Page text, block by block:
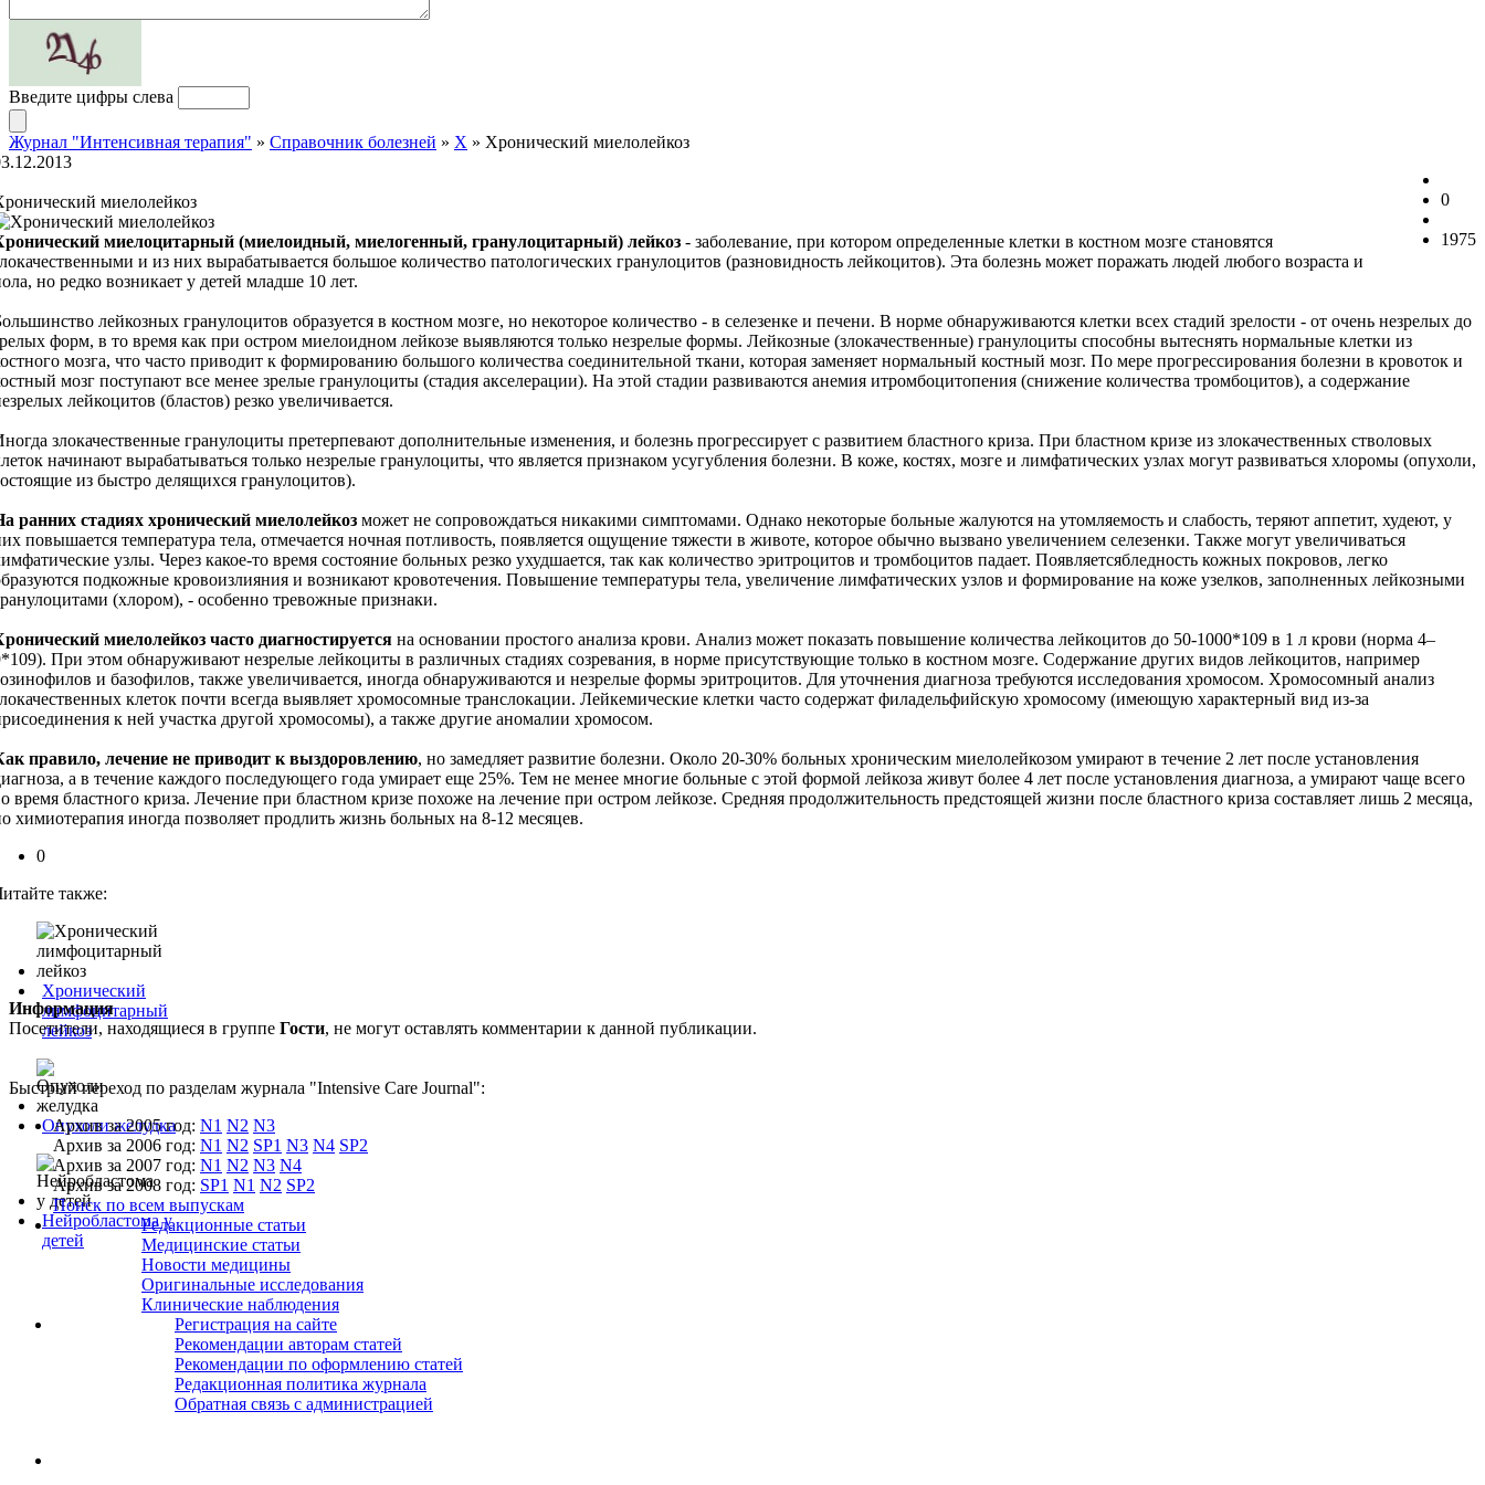
Введите цифры слева
Журнал "Интенсивная терапия" » Справочник болезней » Х » Хронический миелолейкоз
0
1975
миелолейкоз
миелоцитарный (миелоидный, миелогенный, гранулоцитарный) лейкоз - заболевание, при котором определенные клетки в костном мозге становятся
и из них вырабатывается большое количество патологических гранулоцитов (разновидность лейкоцитов). Эта болезнь может поражать людей любого возраста и
но редко возникает у детей младше 10 лет.
лейкозных гранулоцитов образуется в костном мозге, но некоторое количество - в селезенке и печени. В норме обнаруживаются клетки всех стадий зрелости - от очень незрелых до
форм, в то время как при остром миелоидном лейкозе выявляются только незрелые формы. Лейкозные (злокачественные) гранулоциты способны вытеснять нормальные клетки из
мозга, что часто приводит к формированию большого количества соединительной ткани, которая заменяет нормальный костный мозг. По мере прогрессирования болезни в кровоток и
мозг поступают все менее зрелые гранулоциты (стадия акселерации). На этой стадии развиваются анемия итромбоцитопения (снижение количества тромбоцитов), а содержание
лейкоцитов (бластов) резко увеличивается.
злокачественные гранулоциты претерпевают дополнительные изменения, и болезнь прогрессирует с развитием бластного криза. При бластном кризе из злокачественных стволовых
начинают вырабатываться только незрелые гранулоциты, что является признаком усугубления болезни. В коже, костях, мозге и лимфатических узлах могут развиваться хлоромы (опухоли,
из быстро делящихся гранулоцитов).
ранних стадиях хронический миелолейкоз может не cопровождаться никакими симптомами. Однако некоторые больные жалуются на утомляемость и слабость, теряют аппетит, худеют, у
повышается температура тела, отмечается ночная потливость, появляется ощущение тяжести в животе, которое обычно вызвано увеличением селезенки. Также могут увеличиваться
узлы. Через какое-то время состояние больных резко ухудшается, так как количество эритроцитов и тромбоцитов падает. Появляетсябледность кожных покровов, легко
подкожные кровоизлияния и возникают кровотечения. Повышение температуры тела, увеличение лимфатических узлов и формирование на коже узелков, заполненных лейкозными
(хлором), - особенно тревожные признаки.
миелолейкоз часто диагностируется на основании простого анализа крови. Анализ может показать повышение количества лейкоцитов до 50-1000*109 в 1 л крови (норма 4–
При этом обнаруживают незрелые лейкоциты в различных стадиях созревания, в норме присутствующие только в костном мозге. Содержание других видов лейкоцитов, например
и базофилов, также увеличивается, иногда обнаруживаются и незрелые формы эритроцитов. Для уточнения диагноза требуются исследования хромосом. Хромосомный анализ
клеток почти всегда выявляет хромосомные транслокации. Лейкемические клетки часто содержат филадельфийскую хромосому (имеющую характерный вид из-за
к ней участка другой хромосомы), а также другие аномалии хромосом.
правило, лечение не приводит к выздоровлению, но замедляет развитие болезни. Около 20-30% больных хроническим миелолейкозом умирают в течение 2 лет после установления
а в течение каждого последующего года умирает еще 25%. Тем не менее многие больные с этой формой лейкоза живут более 4 лет после установления диагноза, а умирают чаще всего
время бластного криза. Лечение при бластном кризе похоже на лечение при остром лейкозе. Средняя продолжительность предстоящей жизни после бластного криза составляет лишь 2 месяца,
химиотерапия иногда позволяет продлить жизнь больных на 8-12 месяцев.
0
также:
Хронический
лимфоцитарный
лейкоз
Опухоли желудка
Нейробластома у
детей
Информация
Посетители, находящиеся в группе Гости, не могут оставлять комментарии к данной публикации.
Быстрый переход по разделам журнала "Intensive Care Journal":
Архив за 2005 год: N1 N2 N3
Архив за 2006 год: N1 N2 SP1 N3 N4 SP2
Архив за 2007 год: N1 N2 N3 N4
Архив за 2008 год: SP1 N1 N2 SP2
Поиск по всем выпускам
Редакционные статьи
Медицинские статьи
Новости медицины
Оригинальные исследования
Клинические наблюдения
Регистрация на сайте
Рекомендации авторам статей
Рекомендации по оформлению статей
Редакционная политика журнала
Обратная связь с администрацией